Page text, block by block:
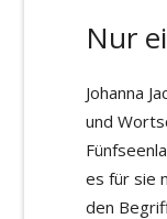
Nur
Johanna
und
es für sie
den